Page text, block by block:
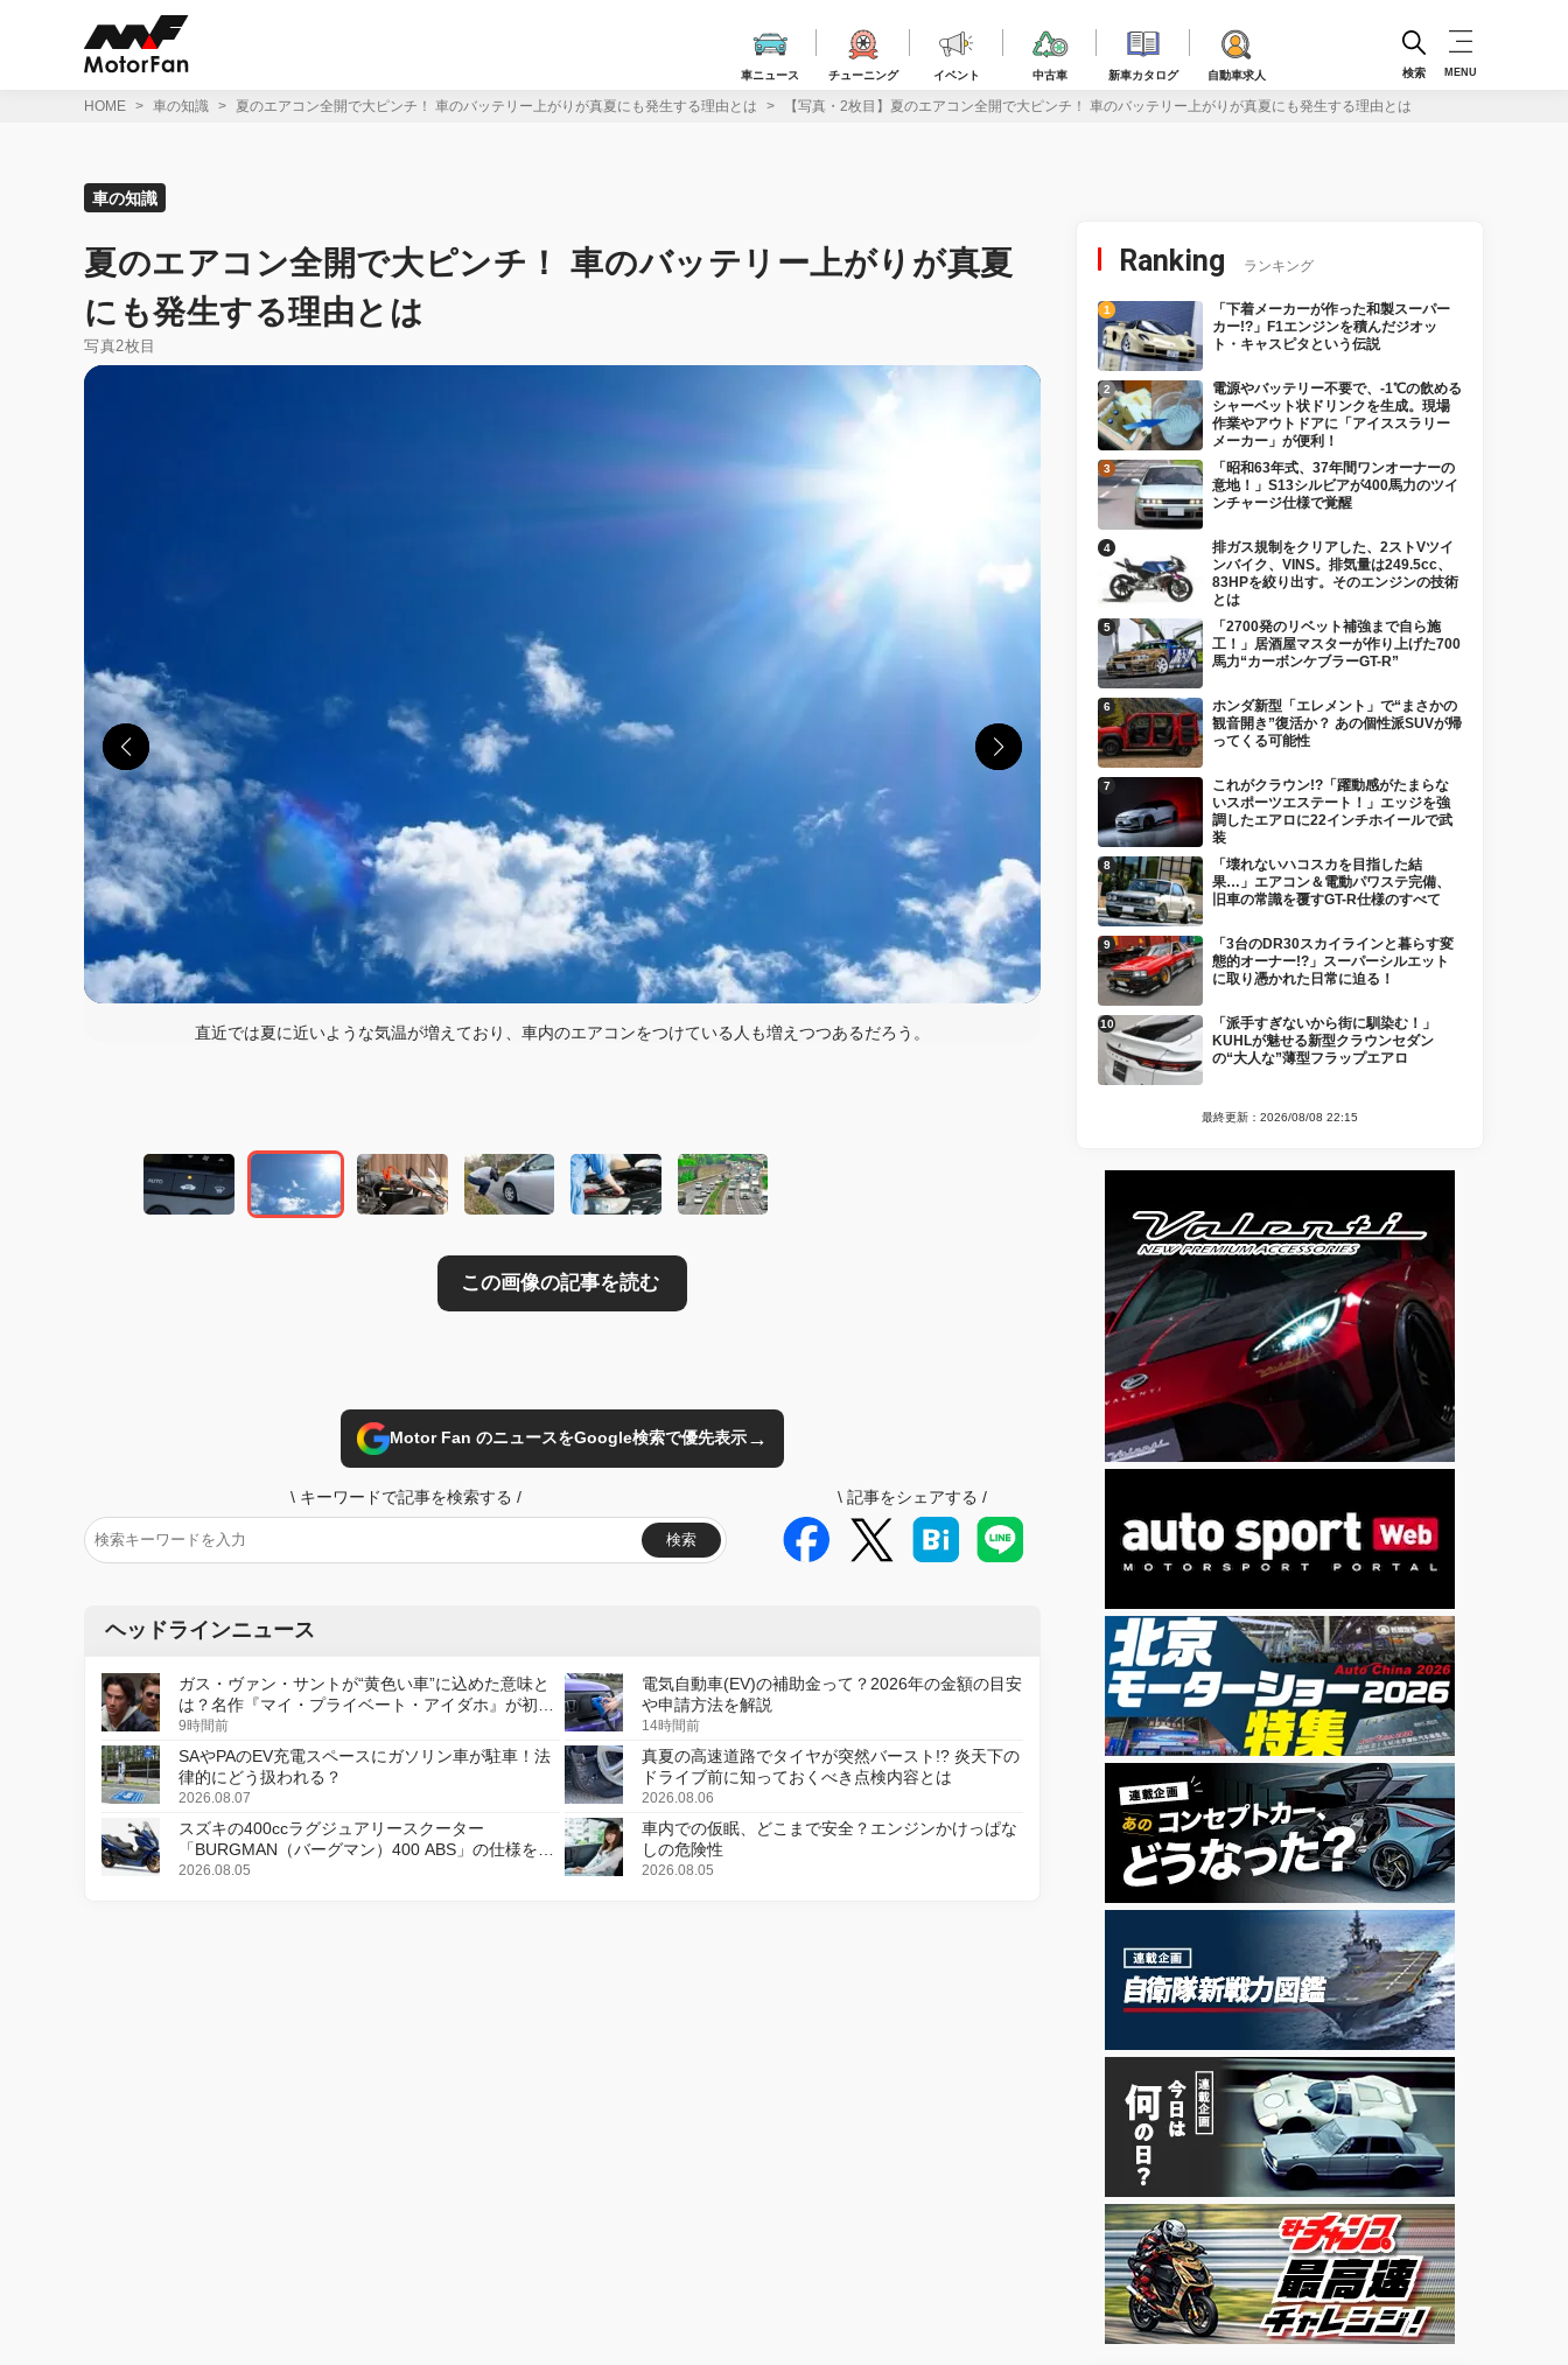
車ニュース チューニング イベント 中古車 新車カタログ 自動車求人 検索 MENU
HOME 車の知識 夏のエアコン全開で大ピンチ！ 車のバッテリー上がりが真夏にも発生する理由とは 【写真・2枚目】夏のエアコン全開で大ピンチ！ 車のバッテリー上がりが真夏にも発生する理由とは
車の知識
夏のエアコン全開で大ピンチ！ 車のバッテリー上がりが真夏
にも発生する理由とは
写真2枚目
直近では夏に近いような気温が増えており、車内のエアコンをつけている人も増えつつあるだろう。
Motor Fan のニュースをGoogle検索で優先表示→
\ キーワードで記事を検索する /
検索
\ 記事をシェアする /
ヘッドラインニュース
ガス・ヴァン・サントが“黄色い車”に込めた意味と
は？名作『マイ・プライベート・アイダホ』が初の
デジタルリマスター版で復活
9時間前
電気自動車(EV)の補助金って？2026年の金額の目安
や申請方法を解説
14時間前
SAやPAのEV充電スペースにガソリン車が駐車！法
律的にどう扱われる？
2026.08.07
真夏の高速道路でタイヤが突然バースト!? 炎天下の
ドライブ前に知っておくべき点検内容とは
2026.08.06
スズキの400ccラグジュアリースクーター
「BURGMAN（バーグマン）400 ABS」の仕様を変
更し、8月18日に発売
2026.08.05
車内での仮眠、どこまで安全？エンジンかけっぱな
しの危険性
2026.08.05
Ranking ランキング
「下着メーカーが作った和製スーパー
カー!?」F1エンジンを積んだジオッ
ト・キャスピタという伝説
電源やバッテリー不要で、-1℃の飲める
シャーベット状ドリンクを生成。現場
作業やアウトドアに「アイススラリー
メーカー」が便利！
「昭和63年式、37年間ワンオーナーの
意地！」S13シルビアが400馬力のツイ
ンチャージ仕様で覚醒
排ガス規制をクリアした、2ストVツイ
ンバイク、VINS。排気量は249.5cc、
83HPを絞り出す。そのエンジンの技術
とは
「2700発のリベット補強まで自ら施
工！」居酒屋マスターが作り上げた700
馬力“カーボンケブラーGT-R”
ホンダ新型「エレメント」で“まさかの
観音開き”復活か？ あの個性派SUVが帰
ってくる可能性
これがクラウン!?「躍動感がたまらな
いスポーツエステート！」エッジを強
調したエアロに22インチホイールで武
装
「壊れないハコスカを目指した結
果…」エアコン＆電動パワステ完備、
旧車の常識を覆すGT-R仕様のすべて
「3台のDR30スカイラインと暮らす変
態的オーナー!?」スーパーシルエット
に取り憑かれた日常に迫る！
「派手すぎないから街に馴染む！」
KUHLが魅せる新型クラウンセダン
の“大人な”薄型フラップエアロ
最終更新：2026/08/08 22:15